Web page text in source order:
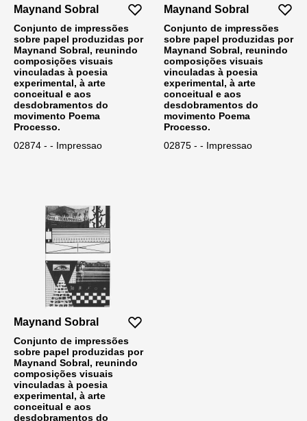
Maynand Sobral
Conjunto de impressões
sobre papel produzidas por
Maynand Sobral, reunindo
composições visuais
vinculadas à poesia
experimental, à arte
conceitual e aos
desdobramentos do
movimento Poema
Processo.
02874 - - Impressao
Maynand Sobral
Conjunto de impressões
sobre papel produzidas por
Maynand Sobral, reunindo
composições visuais
vinculadas à poesia
experimental, à arte
conceitual e aos
desdobramentos do
movimento Poema
Processo.
02875 - - Impressao
Maynand Sobral
Conjunto de impressões
sobre papel produzidas por
Maynand Sobral, reunindo
composições visuais
vinculadas à poesia
experimental, à arte
conceitual e aos
desdobramentos do